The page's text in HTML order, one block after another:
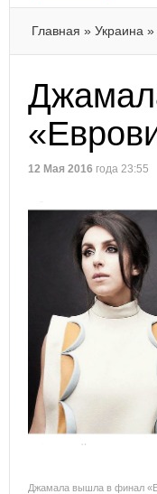
Главная » Украина »
12 Мая 2016 года 23:55
Джамала вышла в финал